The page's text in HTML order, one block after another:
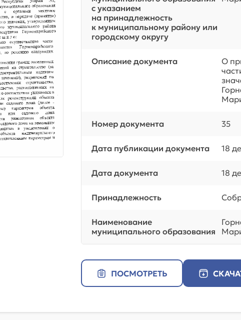
с указанием
на принадлежность
к муниципальному району или
городскому округу
Описание документа
О
Номер документа 35
Дата публикации документа 18
Дата документа 18
Принадлежность
Наименование
муниципального образования
ПОСМОТРЕТЬ